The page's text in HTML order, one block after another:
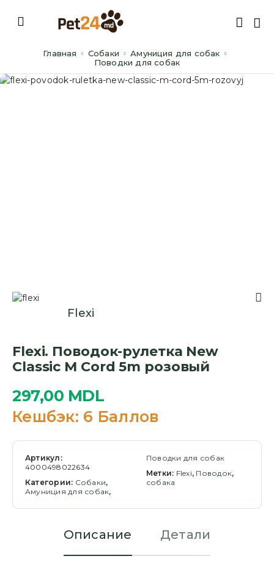
Главная Cобаки
Амуниция для собак
Поводки для собак
Flexi
Flexi. Поводок-рулетка New
Classic M Cord 5m розовый
297,00 MDL
Кешбэк: 6 Баллов
Артикул:
4000498022634
Категории: Cобаки,
Амуниция для собак,
Поводки для собак
Метки: Flexi, Поводок,
собака
Описание Детали